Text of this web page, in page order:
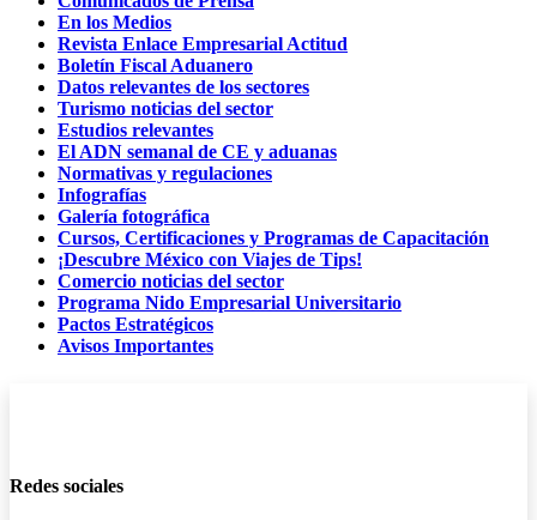
En los Medios
Revista Enlace Empresarial Actitud
Boletín Fiscal Aduanero
Datos relevantes de los sectores
Turismo noticias del sector
Estudios relevantes
El ADN semanal de CE y aduanas
Normativas y regulaciones
Infografías
Galería fotográfica
Cursos, Certificaciones y Programas de Capacitación
¡Descubre México con Viajes de Tips!
Comercio noticias del sector
Programa Nido Empresarial Universitario
Pactos Estratégicos
Avisos Importantes
Redes sociales